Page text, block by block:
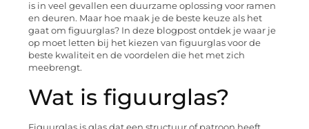
is in veel gevallen een duurzame oplossing voor ramen
en deuren. Maar hoe maak je de beste keuze als het
gaat om figuurglas? In deze blogpost ontdek je waar je
op moet letten bij het kiezen van figuurglas voor de
beste kwaliteit en de voordelen die het met zich
meebrengt.
Wat is figuurglas?